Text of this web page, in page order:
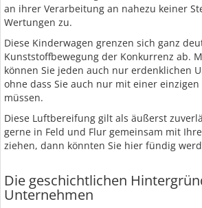
an ihrer Verarbeitung an nahezu keiner
Wertungen zu.
Diese Kinderwagen grenzen sich ganz
Kunststoffbewegung der Konkurrenz ab.
können Sie jeden auch nur erdenklichen
ohne dass Sie auch nur mit einer einzigen
müssen.
Diese Luftbereifung gilt als äußerst
gerne in Feld und Flur gemeinsam mit
ziehen, dann könnten Sie hier fündig
Die geschichtlichen
Unternehmen